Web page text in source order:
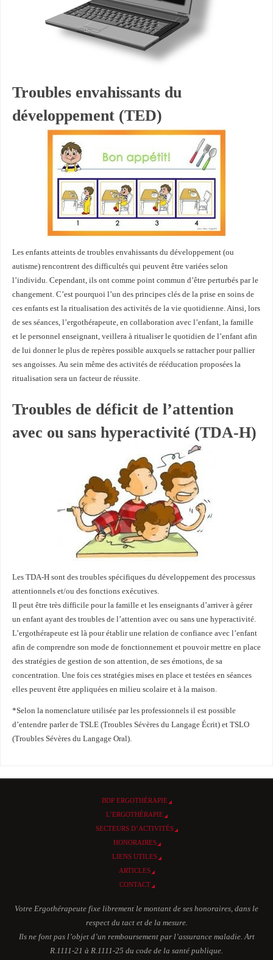
Troubles envahissants du
développement (TED)
Les enfants atteints de troubles envahissants du développement (ou
autisme) rencontrent des difficultés qui peuvent être variées selon
l’individu. Cependant, ils ont comme point commun d’être perturbés par le
changement. C’est pourquoi l’un des principes clés de la prise en soins de
ces enfants est la ritualisation des activités de la vie quotidienne. Ainsi, lors
de ses séances, l’ergothérapeute, en collaboration avec l’enfant, la famille
et le personnel enseignant, veillera à ritualiser le quotidien de l’enfant afin
de lui donner le plus de repères possible auxquels se rattacher pour pallier
ses angoisses. Au sein même des activités de rééducation proposées la
ritualisation sera un facteur de réussite.
Troubles de déficit de l’attention
avec ou sans hyperactivité (TDA-H)
Les TDA-H sont des troubles spécifiques du développement des processus
attentionnels et/ou des fonctions exécutives.
Il peut être très difficile pour la famille et les enseignants d’arriver à gérer
un enfant ayant des troubles de l’attention avec ou sans une hyperactivité.
L’ergothérapeute est là pour établir une relation de confiance avec l’enfant
afin de comprendre son mode de fonctionnement et pouvoir mettre en place
des stratégies de gestion de son attention, de ses émotions, de sa
concentration. Une fois ces stratégies mises en place et testées en séances
elles peuvent être appliquées en milieu scolaire et à la maison.
*Selon la nomenclature utilisée par les professionnels il est possible
d’entendre parler de TSLE (Troubles Sévères du Langage Écrit) et TSLO
(Troubles Sévères du Langage Oral).
BDP ERGOTHÉRAPIE
L’ERGOTHÉRAPIE
SECTEURS D’ACTIVITÉS
HONORAIRES
LIENS UTILES
ARTICLES
CONTACT
Votre Ergothérapeute fixe librement le montant de ses honoraires, dans le
respect du tact et de la mesure.
Ils ne font pas l’objet d’un remboursement par l’assurance maladie. Art
R.1111-21 à R.1111-25 du code de la santé publique.